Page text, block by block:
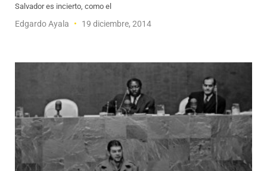
Salvador es incierto, como el
Edgardo Ayala 19 diciembre, 2014